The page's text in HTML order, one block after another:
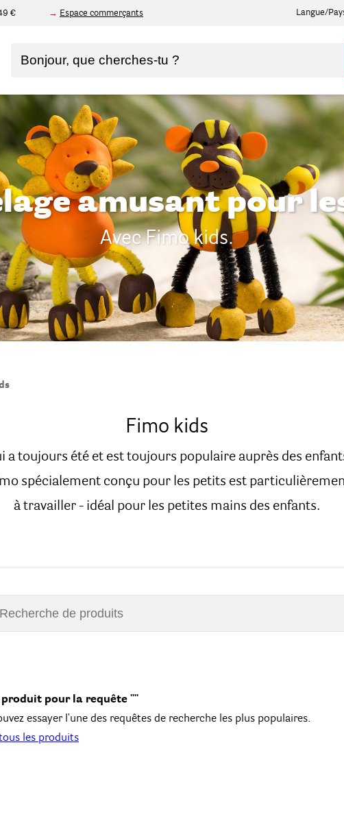
€ Espace commerçants Langue/
amusant pour
Avec Fimo kids.
Fimo kids
a toujours été et est toujours populaire auprès des
spécialement conçu pour les petits est
à travailler - idéal pour les petites mains des enfants.
produit pour la requête ""
essayer l'une des requêtes de recherche les plus populaires.
les produits